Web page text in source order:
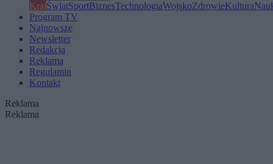
KrajŚwiatSportBiznesTechnologiaWojskoZdrowieKultura
Program TV
Najnowsze
Newsletter
Redakcja
Reklama
Regulamin
Kontakt
Reklama
Reklama